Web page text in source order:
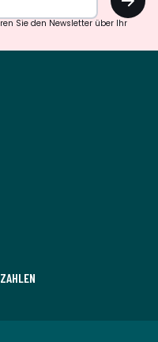
Sie den Newsletter über Ihr